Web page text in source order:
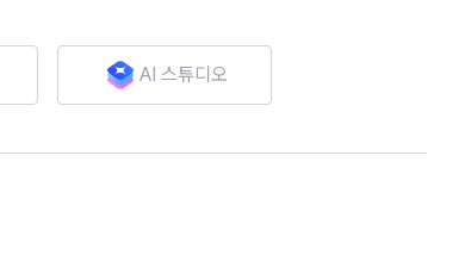
AI 스튜디오